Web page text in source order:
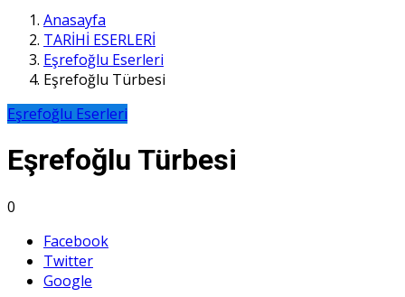
Anasayfa
TARİHİ ESERLERİ
Eşrefoğlu Eserleri
Eşrefoğlu Türbesi
Eşrefoğlu Eserleri
Eşrefoğlu Türbesi
0
Facebook
Twitter
Google